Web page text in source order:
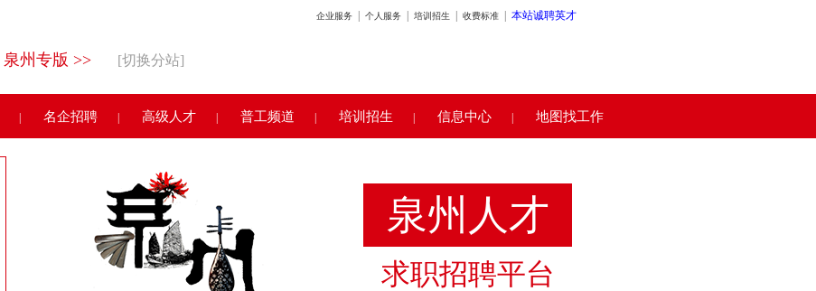
企业服务| 个人服务| 培训招生 收费标准| 本站诚聘英才
泉州专版 >> [切换分站]
名企招聘 高级人才 普工频道 培训招生 信息中心 地图找工作
泉州人才
求职招聘平台